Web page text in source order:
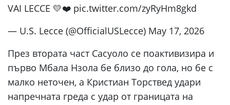
VAI LECCE 💛❤️ pic.twitter.com/zyRyHm8gkd
— U.S. Lecce (@OfficialUSLecce) May 17, 2026
През втората част Сасуоло се поактивизира и
първо Мбала Нзола бе близо до гола, но бе с
малко неточен, а Кристиан Торствед удари
напречната греда с удар от границата на